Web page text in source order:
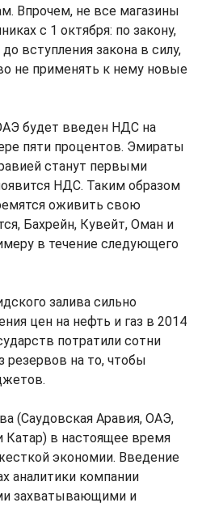
Впрочем, не все магазины
с 1 октября: по закону,
вступления закона в силу,
не применять к нему новые
будет введен НДС на
пяти процентов. Эмираты
станут первыми
НДС. Таким образом
оживить свою
Бахрейн, Кувейт, Оман и
в течение следующего
залива сильно
цен на нефть и газ в 2014
потратили сотни
резервов на то, чтобы
(Саудовская Аравия, ОАЭ,
Катар) в настоящее время
экономии. Введение
аналитики компании
захватывающими и